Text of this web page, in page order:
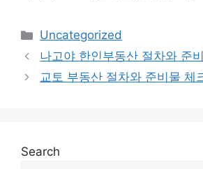
Categories
Uncategorized
나고야 한인부동산 절차와 준
교토 부동산 절차와 준비물 체
Search